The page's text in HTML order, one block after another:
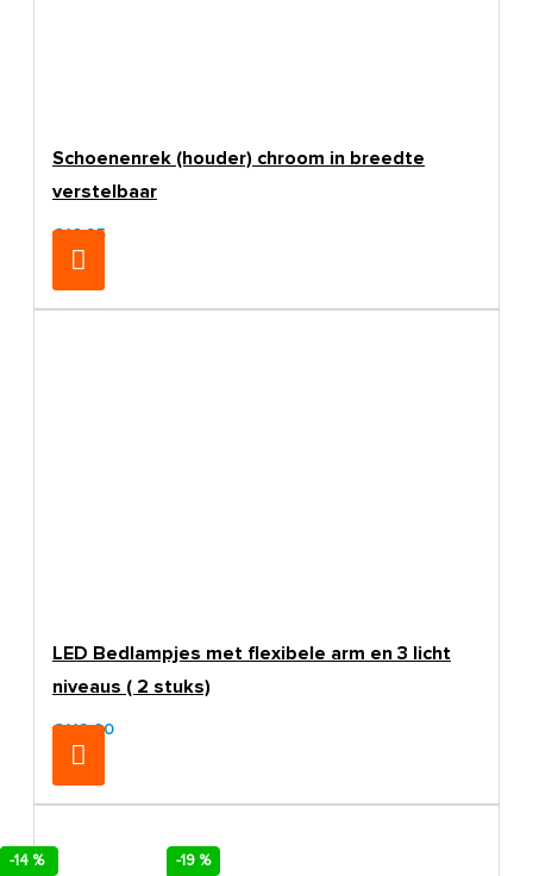
-19 %
-25 %
-19 %
-14 %
Schoenenrek (houder) chroom in breedte
verstelbaar
€16,95
LED Bedlampjes met flexibele arm en 3 licht
niveaus ( 2 stuks)
€119,00